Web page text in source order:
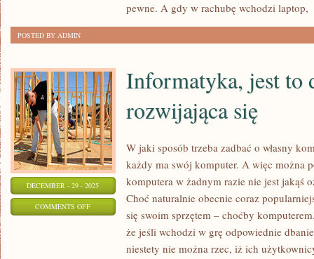
pewne. A gdy w rachubę wchodzi laptop,
POSTED BY ADMIN
DECEMBER - 29 - 2025
COMMENTS OFFON
INFORMATYKA,
Informatyka, jest to
rozwijająca się
W jaki sposób trzeba zadbać o własny
każdy ma swój komputer. A więc można
komputera w żadnym razie nie jest jakąś
Choć naturalnie obecnie coraz
się swoim sprzętem – choćby
że jeśli wchodzi w grę odpowiednie
niestety nie można rzec, iż ich